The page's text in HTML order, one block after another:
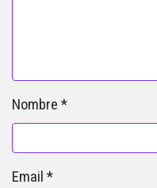
Nombre *
Email *